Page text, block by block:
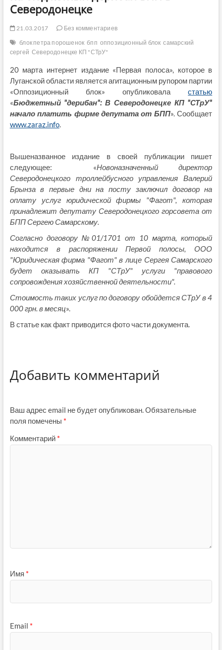
Северодонецке
21.03.2017
Без комментариев
блок петра порошенок бпп оппозиционный блок самарский
сергей Северодонецке КП "СТрУ"
20 марта интернет издание «Первая полоса», которое в
Луганской области является агитационным рупором партии
«Оппозиционный блок» опубликоваластатью
«Бюджетный "дерибан": В Северодонецке КП "СТрУ"
начало платить фирме депутата от БПП». Сообщает
www.zaraz.info.
Вышеназванное издание в своей публикации пишет
следующее: «Новоназначенный директор
Северодонецкого троллейбусного управления Валерий
Брынза в первые дни на посту заключил договор на
оплату услуг юридической фирмы "Фагот", которая
принадлежит депутату Северодонецкого горсовета от
БПП Сергею Самарскому.
Согласно договору №01/1701 от 10 марта, который
находится в распоряжении Первой полосы, ООО
"Юридическая фирма "Фагот" в лице Сергея Самарского
будет оказывать КП "СТрУ" услуги "правового
сопровождения хозяйственной деятельности".
Стоимость таких услуг по договору обойдется СТрУ в 4
000 грн. в месяц».
В статье как факт приводится фото части документа.
Добавить комментарий
Ваш адрес email не будет опубликован.Обязательные
поля помечены *
Комментарий *
Имя *
Email *